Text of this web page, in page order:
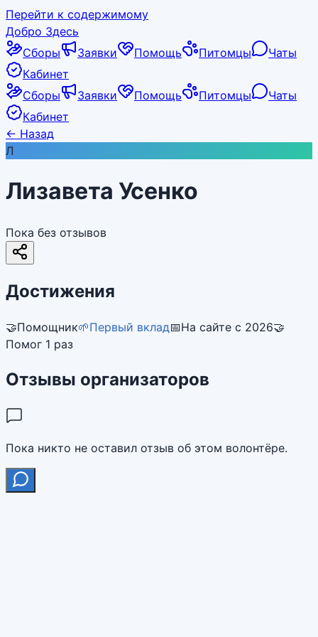
Перейти к содержимому
Добро Здесь
Сборы
Заявки Помощь Питомцы
Чаты
Кабинет
Сборы
Заявки Помощь Питомцы
Чаты
Кабинет
← Назад
Л
Лизавета Усенко
Пока без отзывов
Достижения
🤝Помощник🌱Первый вклад📅На сайте с 2026🤝
Помог 1 раз
Отзывы организаторов
Пока никто не оставил отзыв об этом волонтёре.